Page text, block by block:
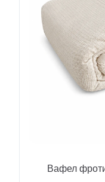
Вафел